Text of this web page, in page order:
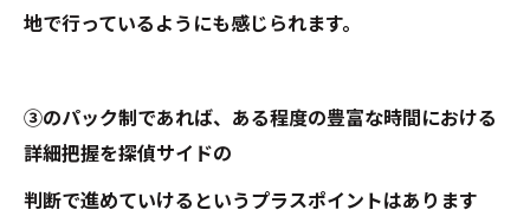
地で行っているようにも感じられます。
③のパック制であれば、ある程度の豊富な時間における
詳細把握を探偵サイドの
判断で進めていけるというプラスポイントはあります